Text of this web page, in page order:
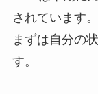
されています
まずは自分の
す。